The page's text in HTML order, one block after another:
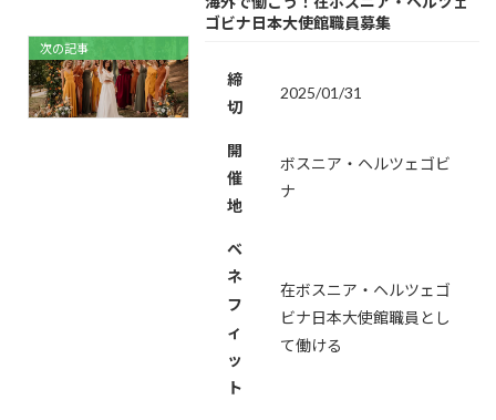
次の記事
ゴビナ日本大使館職員募集
締
切
2025/01/31
開
催
地
ボスニア・ヘルツェゴビ
ナ
ベ
ネ
フ
ィ
ッ
ト
在ボスニア・ヘルツェゴ
ビナ日本大使館職員とし
て働ける